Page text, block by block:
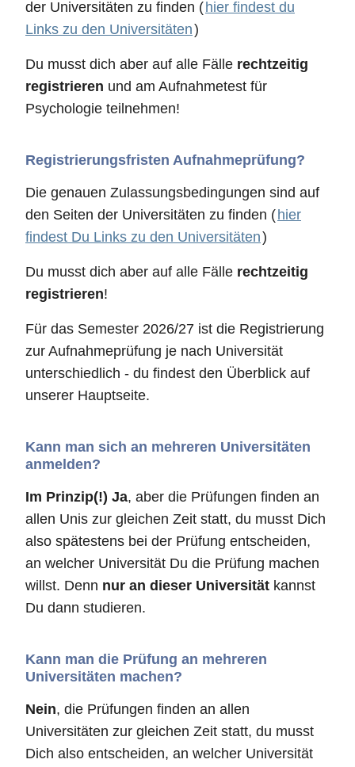
der Universitäten zu finden ( hier findest du
Links zu den Universitäten)
Du musst dich aber auf alle Fälle rechtzeitig
registrieren und am Aufnahmetest für
Psychologie teilnehmen!
Registrierungsfristen Aufnahmeprüfung?
Die genauen Zulassungsbedingungen sind auf
den Seiten der Universitäten zu finden ( hier
findest Du Links zu den Universitäten)
Du musst dich aber auf alle Fälle rechtzeitig
registrieren!
Für das Semester 2026/27 ist die Registrierung
zur Aufnahmeprüfung je nach Universität
unterschiedlich - du findest den Überblick auf
unserer Hauptseite.
Kann man sich an mehreren Universitäten
anmelden?
Im Prinzip(!) Ja, aber die Prüfungen finden an
allen Unis zur gleichen Zeit statt, du musst Dich
also spätestens bei der Prüfung entscheiden,
an welcher Universität Du die Prüfung machen
willst. Denn nur an dieser Universität kannst
Du dann studieren.
Kann man die Prüfung an mehreren
Universitäten machen?
Nein, die Prüfungen finden an allen
Universitäten zur gleichen Zeit statt, du musst
Dich also entscheiden, an welcher Universität